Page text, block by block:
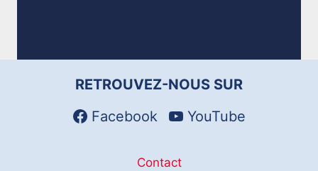
RETROUVEZ-NOUS SUR
Facebook
YouTube
Contact